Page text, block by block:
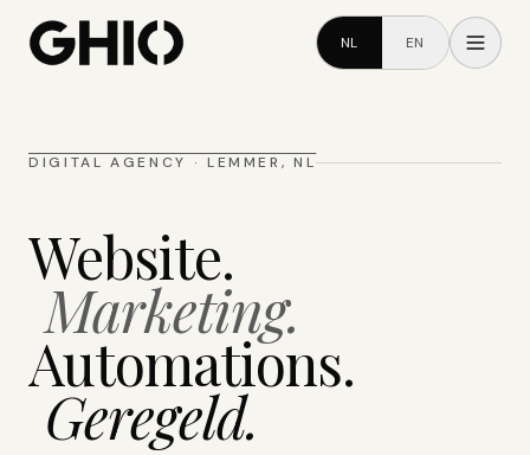
NL EN
DIGITAL AGENCY · LEMMER, NL
Website.
Marketing.
Automations.
Geregeld.